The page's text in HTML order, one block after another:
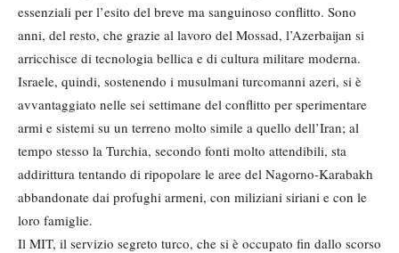
essenziali per l’esito del breve ma sanguinoso conflitto. Sono
anni, del resto, che grazie al lavoro del Mossad, l’Azerbaijan si
arricchisce di tecnologia bellica e di cultura militare moderna.
Israele, quindi, sostenendo i musulmani turcomanni azeri, si è
avvantaggiato nelle sei settimane del conflitto per sperimentare
armi e sistemi su un terreno molto simile a quello dell’Iran; al
tempo stesso la Turchia, secondo fonti molto attendibili, sta
addirittura tentando di ripopolare le aree del Nagorno-Karabakh
abbandonate dai profughi armeni, con miliziani siriani e con le
loro famiglie.
Il MIT, il servizio segreto turco, che si è occupato fin dallo scorso